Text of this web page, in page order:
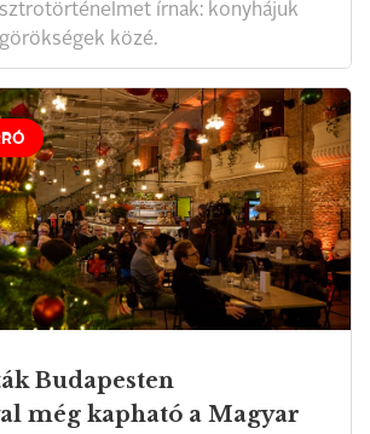
írnak: konyhájuk
közé.
Budapesten
még kapható a Magyar